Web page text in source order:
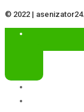
© 2022 |